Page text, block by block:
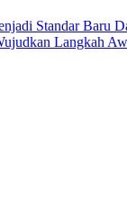
Standar Baru
Langkah